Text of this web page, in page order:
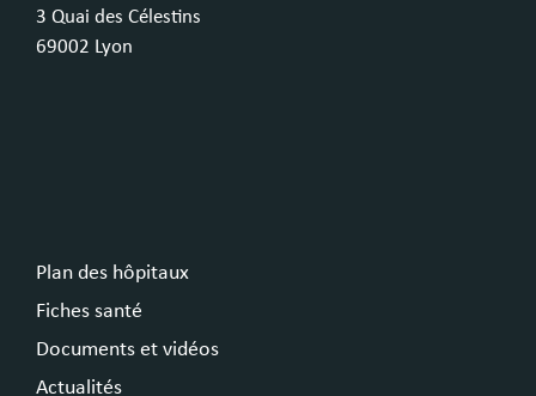
3 Quai des Célestins
69002 Lyon
Plan des hôpitaux
Fiches santé
Documents et vidéos
Actualités